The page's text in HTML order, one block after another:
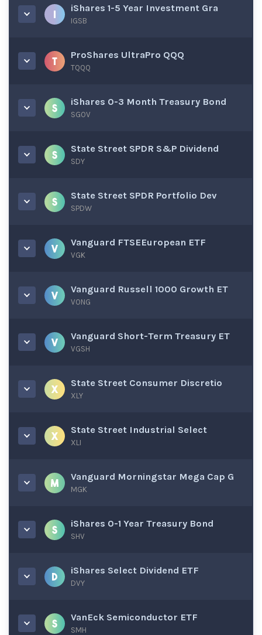
iShares 1-5 Year Investment Gra
IGSB
ProShares UltraPro QQQ
TQQQ
iShares 0-3 Month Treasury Bond
SGOV
State Street SPDR S&P Dividend
SDY
State Street SPDR Portfolio Dev
SPDW
Vanguard FTSEEuropean ETF
VGK
Vanguard Russell 1000 Growth ET
VONG
Vanguard Short-Term Treasury ET
VGSH
State Street Consumer Discretio
XLY
State Street Industrial Select
XLI
Vanguard Morningstar Mega Cap G
MGK
iShares 0-1 Year Treasury Bond
SHV
iShares Select Dividend ETF
DVY
VanEck Semiconductor ETF
SMH